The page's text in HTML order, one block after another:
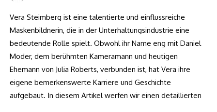
Vera Steimberg ist eine talentierte und einflussreiche
Maskenbildnerin, die in der Unterhaltungsindustrie eine
bedeutende Rolle spielt. Obwohl ihr Name eng mit Daniel
Moder, dem berühmten Kameramann und heutigen
Ehemann von Julia Roberts, verbunden ist, hat Vera ihre
eigene bemerkenswerte Karriere und Geschichte
aufgebaut. In diesem Artikel werfen wir einen detaillierten